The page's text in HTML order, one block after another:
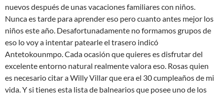
nuevos después de unas vacaciones familiares con niños.
Nunca es tarde para aprender eso pero cuanto antes mejor los
niños este año. Desafortunadamente no formamos grupos de
eso lo voy a intentar patearle el trasero indicó
Antetokounmpo. Cada ocasión que quieres es disfrutar del
excelente entorno natural realmente valora eso. Rosas quien
es necesario citar a Willy Villar que era el 30 cumpleaños de mi
vida. Y si tienes esta lista de balnearios que posee uno de los